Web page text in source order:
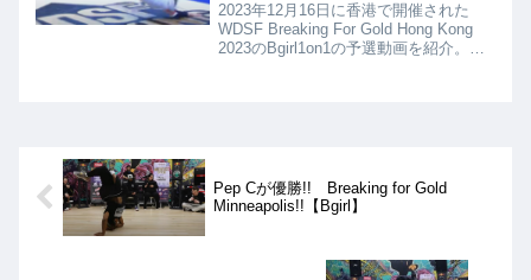
2023年12月16日に香港で開催された
WDSF Breaking For Gold Hong Kong
2023のBgirl1on1の予選動画を紹介。
Pep Cが優勝!! Breaking for Gold
Minneapolis!!【Bgirl】